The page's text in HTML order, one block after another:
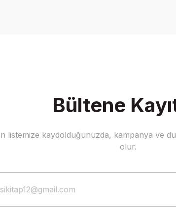
Bültene
listemize kaydolduğunuzda, kampanya ve
olur.